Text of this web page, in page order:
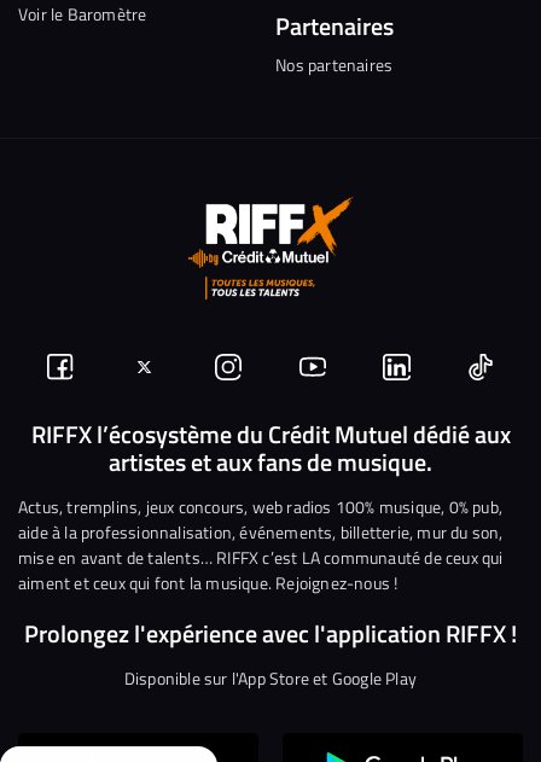
Voir le Baromètre Partenaires
Nos partenaires
Suivez-
nous
Facebook
Suivez-
nous
sur
Twitter
Nous
rejoindre
sur
Instagram
Nous
rejoindre
sur
YouTube
Nous
rejoindre
sur
Linkedin
Nous
RIFFX l’écosystème du Crédit Mutuel dédié aux
artistes et aux fans de musique.
Actus, tremplins, jeux concours, web radios 100% musique, 0% pub,
aide à la professionnalisation, événements, billetterie, mur du son,
mise en avant de talents… RIFFX c’est LA communauté de ceux qui
aiment et ceux qui font la musique. Rejoignez-nous !
Prolongez l'expérience avec l'application RIFFX !
Disponible sur l'App Store et Google Play